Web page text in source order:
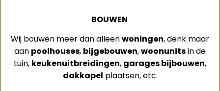
BOUWEN
Wij bouwen meer dan alleenwoningen, denk maar
aan poolhouses, bijgebouwen,woonunitsin de
tuin, keukenuitbreidingen, garages bijbouwen,
dakkapel plaatsen, etc.